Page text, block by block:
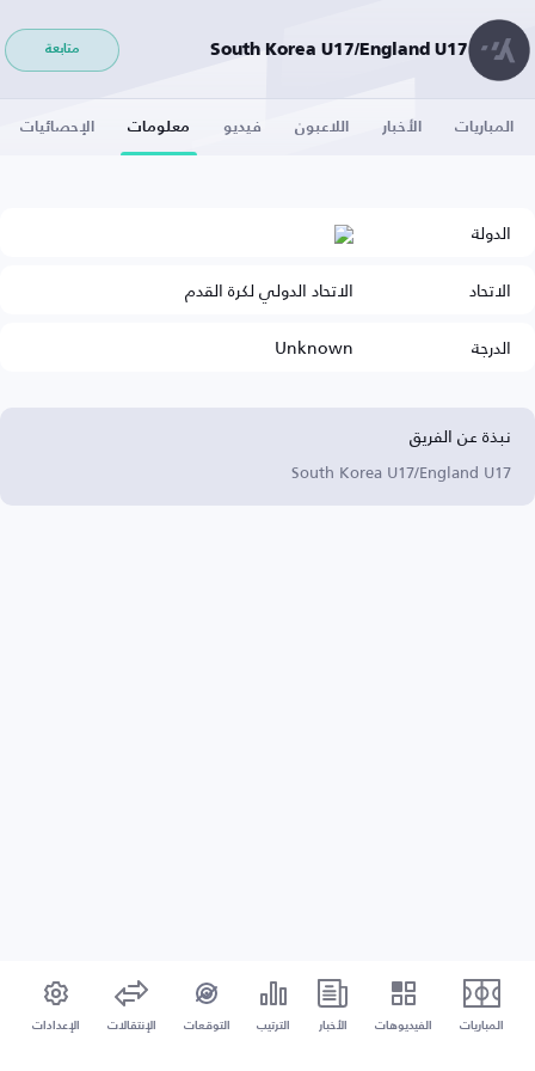
South Korea U17/England U17 متابعة
المباريات الأخبار اللاعبون فيديو معلومات الإحصائيات
الدولة
الاتحاد
الاتحاد الدولي لكرة القدم
الدرجة
Unknown
نبذة عن الفريق
South Korea U17/England U17
المباريات الفيديوهات الأخبار الترتيب التوقعات الإنتقالات الإعدادات